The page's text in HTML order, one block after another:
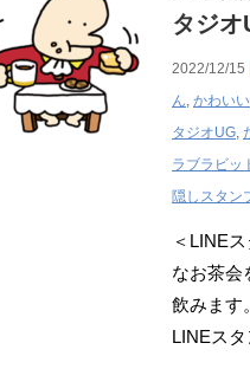
タジオ
2022/12/15 |
ん, かわいい
タジオUG,
ラブラビッ
隠しスタン
＜LINE
なお茶会
飲みます
LINEス